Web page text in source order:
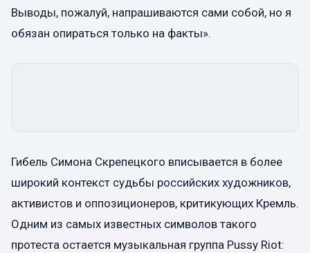
Выводы, пожалуй, напрашиваются сами собой, но я
обязан опираться только на факты».
Гибель Симона Скрепецкого вписывается в более
широкий контекст судьбы российских художников,
активистов и оппозиционеров, критикующих Кремль.
Одним из самых известных символов такого
протеста остается музыкальная группа Pussy Riot: